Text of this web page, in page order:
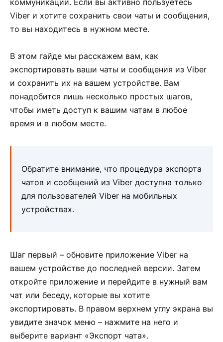
Viber и хотите сохранить свои чаты и сообщения,
то вы находитесь в нужном месте.
В этом гайде мы расскажем вам, как
экспортировать ваши чаты и сообщения из Viber
и сохранить их на вашем устройстве. Вам
понадобится лишь несколько простых шагов,
чтобы иметь доступ к вашим чатам в любое
время и в любом месте.
Обратите внимание, что процедура экспорта
чатов и сообщений из Viber доступна только
для пользователей Viber на мобильных
устройствах.
Шаг первый – обновите приложение Viber на
вашем устройстве до последней версии. Затем
откройте приложение и перейдите в нужный вам
чат или беседу, которые вы хотите
экспортировать. В правом верхнем углу экрана вы
увидите значок меню – нажмите на него и
выберите вариант «Экспорт чата».